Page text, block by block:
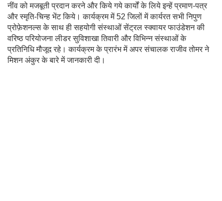
नींव को मजबूती प्रदान करने और किये गये कार्यों के लिये इन्‍हें प्रमाण-पत्र
और स्मृति-चिन्ह भेंट किये। कार्यक्रम में 52 जिलों में कार्यरत सभी निपुण
प्रोफ़ेशनल्स के साथ ही सहयोगी संस्‍थाओं सेंट्रल स्‍क्‍वायर फाउंडेशन की
वरिष्‍ठ परियोजना लीडर सुविशाखा तिवारी और विभिन्न संस्थाओं के
प्रतिनिधि मौजूद रहे। कार्यक्रम के प्रारंभ में अपर संचालक राजीव तोमर ने
मिशन अंकुर के बारे में जानकारी दी।